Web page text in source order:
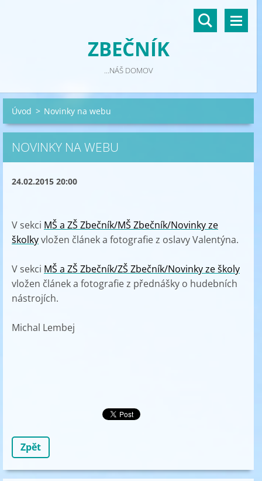
ZBEČNÍK
...NÁŠ DOMOV
Úvod > Novinky na webu
NOVINKY NA WEBU
24.02.2015 20:00
V sekci MŠ a ZŠ Zbečník/MŠ Zbečník/Novinky ze
školkyvložen článek a fotografie z oslavy Valentýna.
V sekci MŠ a ZŠ Zbečník/ZŠ Zbečník/Novinky ze školy
vložen článek a fotografie z přednášky o hudebních
nástrojích.
Michal Lembej
Zpět